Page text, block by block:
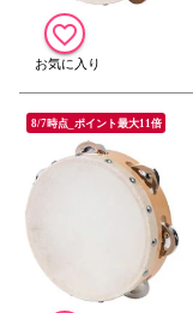
8/7時点_ポイント最大11倍